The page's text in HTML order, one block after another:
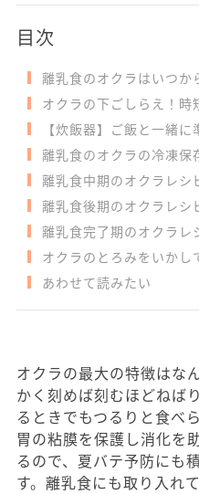
目次
離乳食のオクラはいつか
オクラの下ごしらえ！時
【炊飯器】ご飯と一緒に
離乳食のオクラの冷凍保
離乳食中期のオクラレシ
離乳食後期のオクラレシ
離乳食完了期のオクラレ
オクラのとろみをいかし
あわせて読みたい
オクラの最大の特徴はな
かく刻めば刻むほどねば
るときでもつるりと食べ
胃の粘膜を保護し消化を
るので、夏バテ予防にも
す。離乳食にも取り入れ